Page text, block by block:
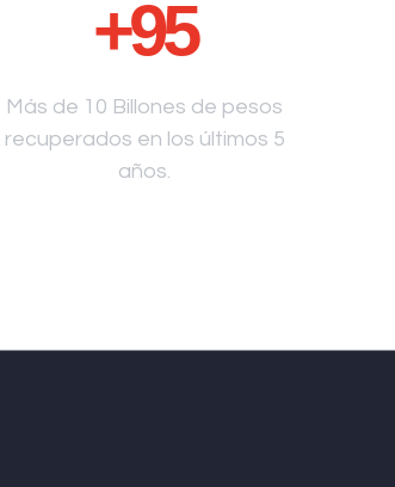
+95
Más de 10 Billones de pesos
recuperados en los últimos 5
años.